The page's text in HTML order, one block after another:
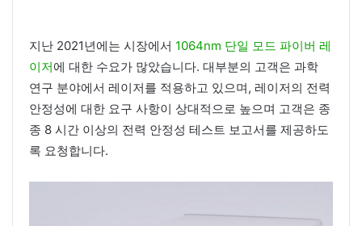
지난 2021년에는 시장에서 1064nm 단일 모드 파이버 레
이저에 대한 수요가 많았습니다. 대부분의 고객은 과학
연구 분야에서 레이저를 적용하고 있으며, 레이저의 전력
안정성에 대한 요구 사항이 상대적으로 높으며 고객은 종
종 8 시간 이상의 전력 안정성 테스트 보고서를 제공하도
록 요청합니다.